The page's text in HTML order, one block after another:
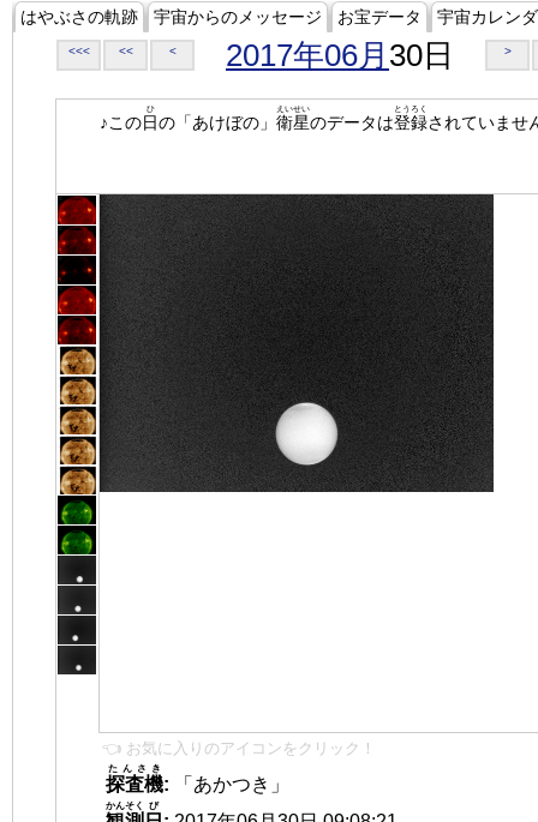
はやぶさの軌跡 宇宙からのメッセージ お宝データ 宇宙カレン
<<< << < 2017年06月 30日 >
♪この日
ひ
の「あけぼの」 衛星
えいせい
のデータは登録
とうろく
されていませ
👈 お気に入りのアイコンをクリック！
探査機
たんさき
:
「あかつき」
かんそく び